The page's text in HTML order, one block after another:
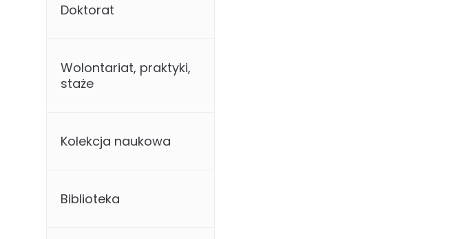
Doktorat
Wolontariat, praktyki,
staże
Kolekcja naukowa
Biblioteka